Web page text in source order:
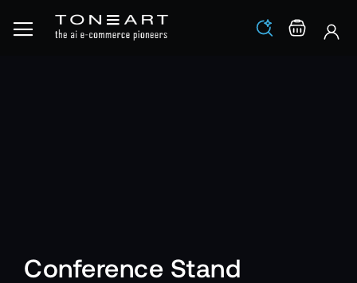
Los
Conference Stand